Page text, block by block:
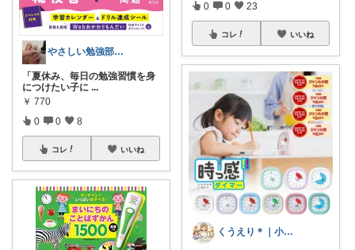
やさしい勉強部屋|セルフネイルROOM
「夏休み、毎日の勉強習慣を身
につけたい子に ...
￥ 770
0 0 8
コレ いいね
0 0 23
コレ いいね
くうえり＊｜小学生ママの便利グッズ